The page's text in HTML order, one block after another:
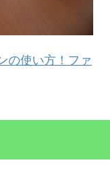
の使い方！ファ